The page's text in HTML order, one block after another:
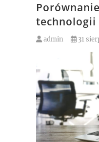
technologii
admin 31